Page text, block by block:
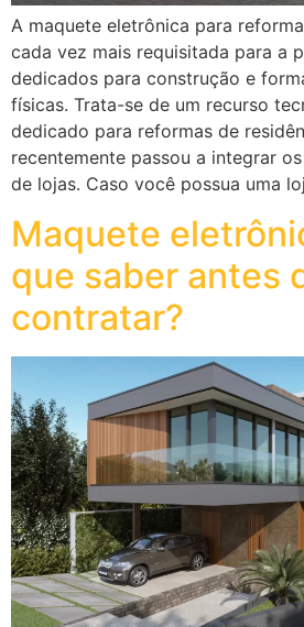
A maquete eletrônica para
cada vez mais requisitada para a
dedicados para construção e
físicas. Trata-se de um recurso
dedicado para reformas de
recentemente passou a integrar
de lojas. Caso você possua uma
Maquete
que saber antes
contratar?